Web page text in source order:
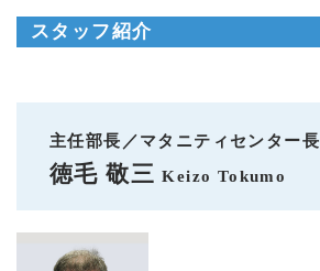
スタッフ紹介
主任部長／マタニティセンター長
徳毛 敬三Keizo Tokumo